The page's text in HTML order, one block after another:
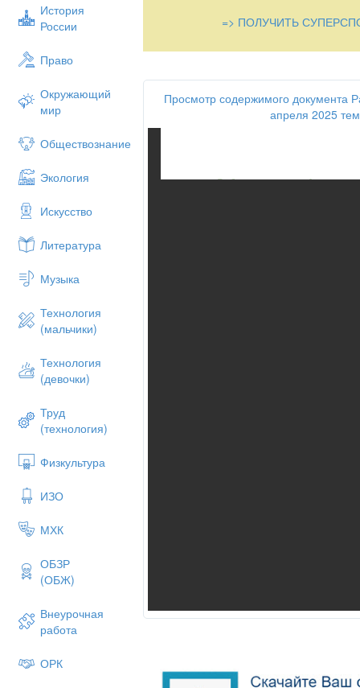
История
России
Право
Окружающий
мир
Обществознание
Экология
Искусство
Литература
Музыка
Технология
(мальчики)
Технология
(девочки)
Труд
(технология)
Физкультура
ИЗО
МХК
ОБЗР
(ОБЖ)
Внеурочная
работа
ОРК
=> ПОЛУЧИТЬ
Просмотр содержимого документа
апреля 2025